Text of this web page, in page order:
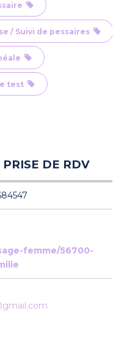
/ Suivi de pessaires
test
DE RDV
femme/56700-